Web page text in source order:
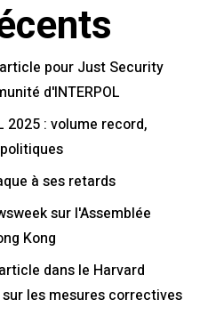
pour Just Security
d'INTERPOL
2025 : volume record,
à ses retards
sur l'Assemblée
Kong
dans le Harvard
les mesures correctives